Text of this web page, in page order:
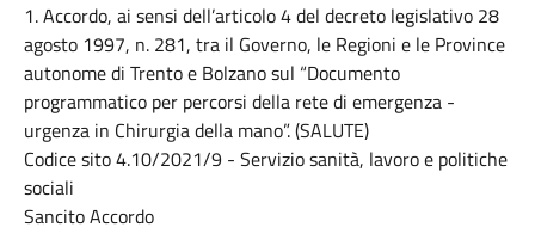
1. Accordo, ai sensi dell’articolo 4 del decreto legislativo 28
agosto 1997, n. 281, tra il Governo, le Regioni e le Province
autonome di Trento e Bolzano sul “Documento
programmatico per percorsi della rete di emergenza -
urgenza in Chirurgia della mano”. (SALUTE)
Codice sito 4.10/2021/9 - Servizio sanità, lavoro e politiche
sociali
Sancito Accordo